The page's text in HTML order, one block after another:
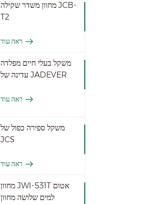
מחוון משדר שקילה JCB-
T2
ראה עוד
משקל בעלי חיים מפלדה
עדינה של JADEVER
ראה עוד
משקל ספירה כפול של
JCS
ראה עוד
מחוון JWI-531T אטום
למים שלושה מחוון